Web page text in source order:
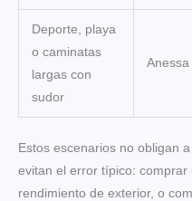
Deporte, playa
o caminatas
largas con
sudor
Anessa
Estos escenarios no obligan
evitan el error típico:
rendimiento de exterior, o